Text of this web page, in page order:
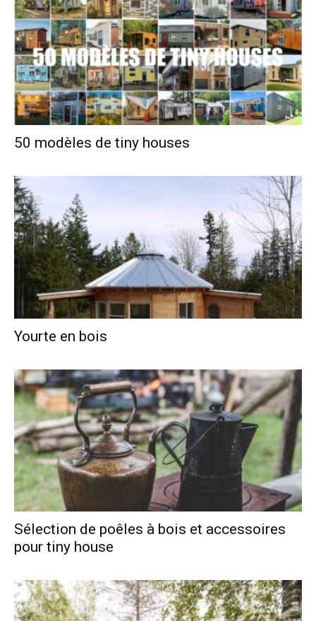
50 modèles de tiny houses
Yourte en bois
Sélection de poêles à bois et accessoires
pour tiny house